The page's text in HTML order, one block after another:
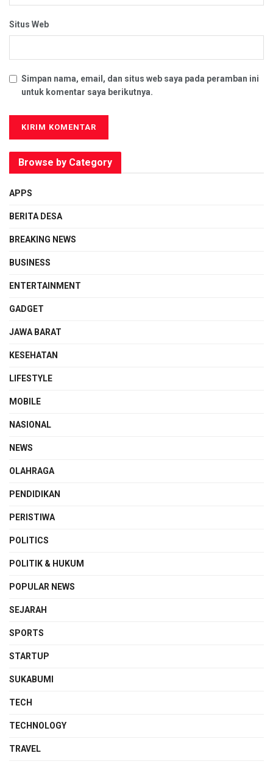
Situs Web
Simpan nama, email, dan situs web saya pada peramban ini
untuk komentar saya berikutnya.
Browse by Category
APPS
BERITA DESA
BREAKING NEWS
BUSINESS
ENTERTAINMENT
GADGET
JAWA BARAT
KESEHATAN
LIFESTYLE
MOBILE
NASIONAL
NEWS
OLAHRAGA
PENDIDIKAN
PERISTIWA
POLITICS
POLITIK & HUKUM
POPULAR NEWS
SEJARAH
SPORTS
STARTUP
SUKABUMI
TECH
TECHNOLOGY
TRAVEL